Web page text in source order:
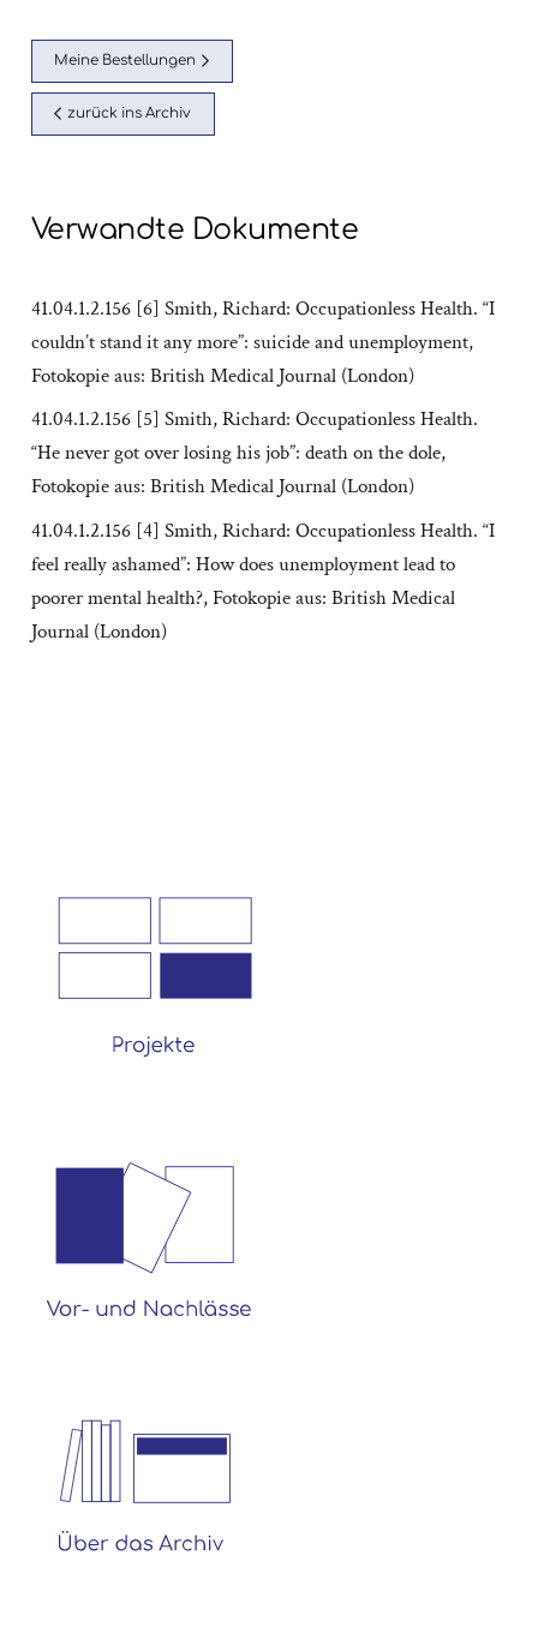
Meine Bestellungen
zurück ins Archiv
Verwandte Dokumente
41.04.1.2.156 [6] Smith, Richard: Occupationless Health. “I
couldn’t stand it any more”: suicide and unemployment,
Fotokopie aus: British Medical Journal (London)
41.04.1.2.156 [5] Smith, Richard: Occupationless Health.
“He never got over losing his job”: death on the dole,
Fotokopie aus: British Medical Journal (London)
41.04.1.2.156 [4] Smith, Richard: Occupationless Health. “I
feel really ashamed”: How does unemployment lead to
poorer mental health?, Fotokopie aus: British Medical
Journal (London)